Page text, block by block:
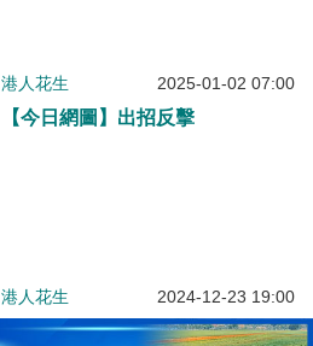
港人花生 2025-01-02 07:00
【今日網圖】出招反擊
港人花生 2024-12-23 19:00